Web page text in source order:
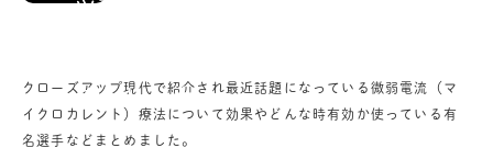
クローズアップ現代で紹介され最近話題になっている微弱電流（マ
イクロカレント）療法について効果やどんな時有効か使っている有
名選手などまとめました。